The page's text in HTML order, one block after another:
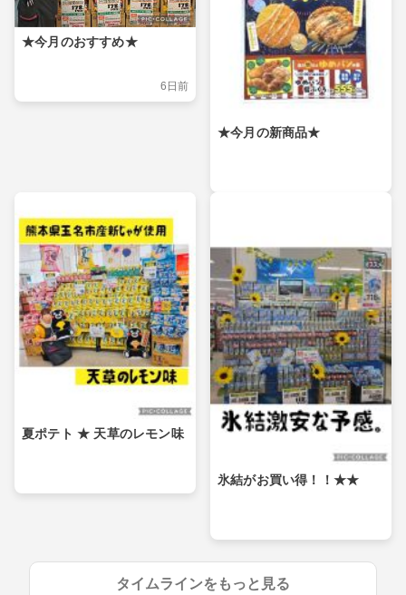
★今月のおすすめ★
6日前
★今月の新商品★
夏ポテト ★ 天草のレモン味
氷結がお買い得！！★★
タイムラインをもっと見る